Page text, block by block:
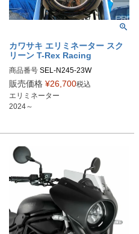
カワサキ エリミネーター スク
リーン T-Rex Racing
商品番号 SEL-N245-23W
メーカー型番：N245-23Windshield
ラージ/クリア：N245-23W-LC
スモール/クリア：N245-23W-SC
販売価格 ¥26,700税込
エリミネーター